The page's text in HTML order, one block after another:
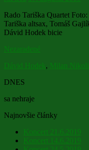
Rado Tariška Quartet
Tariška altsax, Tomáš
Dávid Hodek bicie
Nezaradené
Dávid Hodek, Milan
DNES
sa nehraje
Najnovšie články
Koncert 21.6.2019
Koncert 14.6.2019